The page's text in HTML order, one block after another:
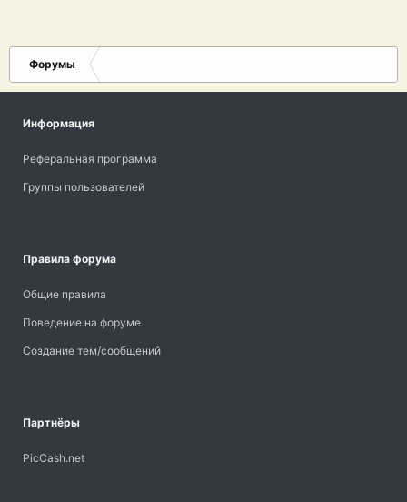
Форумы
Информация
Реферальная программа
Группы пользователей
Правила форума
Общие правила
Поведение на форуме
Создание тем/сообщений
Партнёры
PicCash.net